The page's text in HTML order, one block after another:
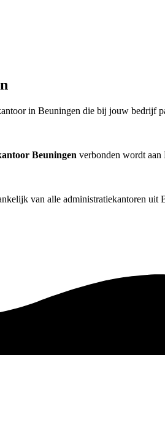
in Beuningen die bij jouw bedrijf
Beuningen verbonden wordt aan
van alle administratiekantoren uit